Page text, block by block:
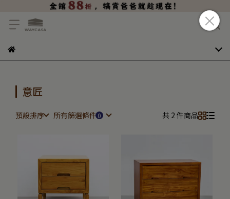
意匠
預設排序 所有篩選條件 共 2 件商品